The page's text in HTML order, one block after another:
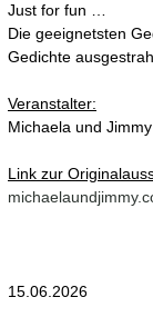
Just for fun …
Die geeignetsten
Gedichte
Veranstalter:
Michaela und Jimmy
Link zur
15.06.2026